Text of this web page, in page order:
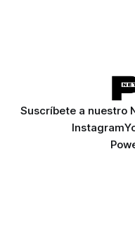
Suscríbete a nuestro
Instagram